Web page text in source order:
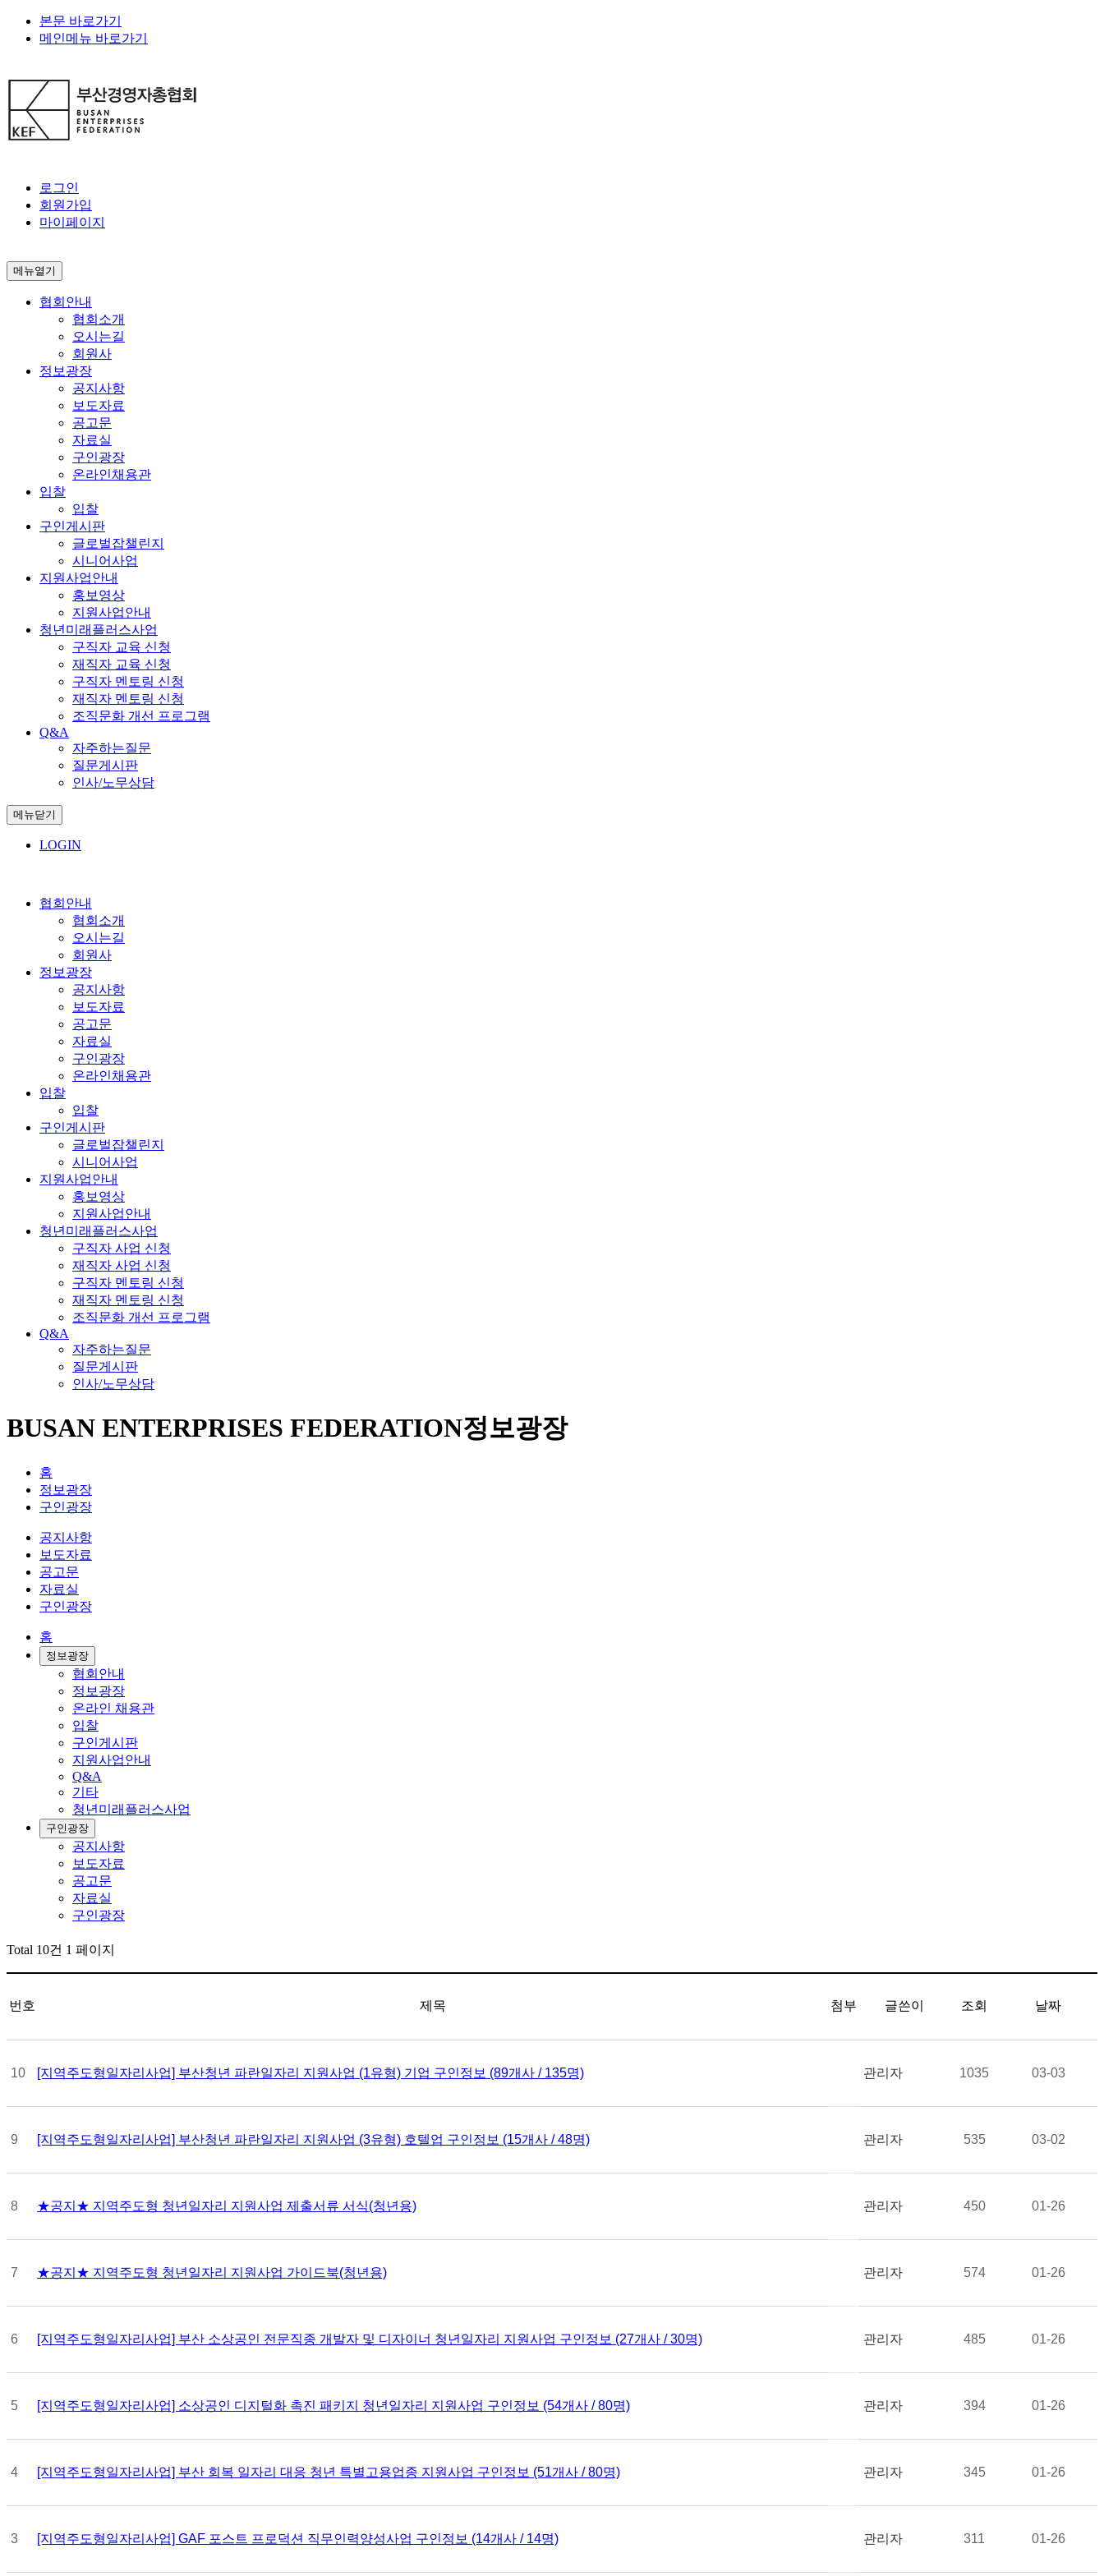
본문 바로가기
메인메뉴 바로가기
로그인
회원가입
마이페이지
메뉴열기
협회안내
협회소개
오시는길
회원사
정보광장
공지사항
보도자료
공고문
자료실
구인광장
온라인채용관
입찰
입찰
구인게시판
글로벌잡챌린지
시니어사업
지원사업안내
홍보영상
지원사업안내
청년미래플러스사업
구직자 교육 신청
재직자 교육 신청
구직자 멘토링 신청
재직자 멘토링 신청
조직문화 개선 프로그램
Q&A
자주하는질문
질문게시판
인사/노무상담
메뉴닫기
LOGIN
협회안내
협회소개
오시는길
회원사
정보광장
공지사항
보도자료
공고문
자료실
구인광장
온라인채용관
입찰
입찰
구인게시판
글로벌잡챌린지
시니어사업
지원사업안내
홍보영상
지원사업안내
청년미래플러스사업
구직자 사업 신청
재직자 사업 신청
구직자 멘토링 신청
재직자 멘토링 신청
조직문화 개선 프로그램
Q&A
자주하는질문
질문게시판
인사/노무상담
BUSAN ENTERPRISES FEDERATION정보광장
홈
정보광장
구인광장
공지사항
보도자료
공고문
자료실
구인광장
홈
정보광장
협회안내
정보광장
온라인 채용관
입찰
구인게시판
지원사업안내
Q&A
기타
청년미래플러스사업
구인광장
공지사항
보도자료
공고문
자료실
구인광장
Total 10건 1 페이지
번호 제목 첨부 글쓴이 조회 날짜
10 [지역주도형일자리사업] 부산청년 파란일자리 지원사업 (1유형) 기업 구인정보 (89개사 / 135명) 관리자 1035 03-03
9 [지역주도형일자리사업] 부산청년 파란일자리 지원사업 (3유형) 호텔업 구인정보 (15개사 / 48명) 관리자 535 03-02
8 ★공지★ 지역주도형 청년일자리 지원사업 제출서류 서식(청년용) 관리자 450 01-26
7 ★공지★ 지역주도형 청년일자리 지원사업 가이드북(청년용) 관리자 574 01-26
6 [지역주도형일자리사업] 부산 소상공인 전문직종 개발자 및 디자이너 청년일자리 지원사업 구인정보 (27개사 / 30명) 관리자 485 01-26
5 [지역주도형일자리사업] 소상공인 디지털화 촉진 패키지 청년일자리 지원사업 구인정보 (54개사 / 80명) 관리자 394 01-26
4 [지역주도형일자리사업] 부산 회복 일자리 대응 청년 특별고용업종 지원사업 구인정보 (51개사 / 80명) 관리자 345 01-26
3 [지역주도형일자리사업] GAF 포스트 프로덕션 직무인력양성사업 구인정보 (14개사 / 14명) 관리자 311 01-26